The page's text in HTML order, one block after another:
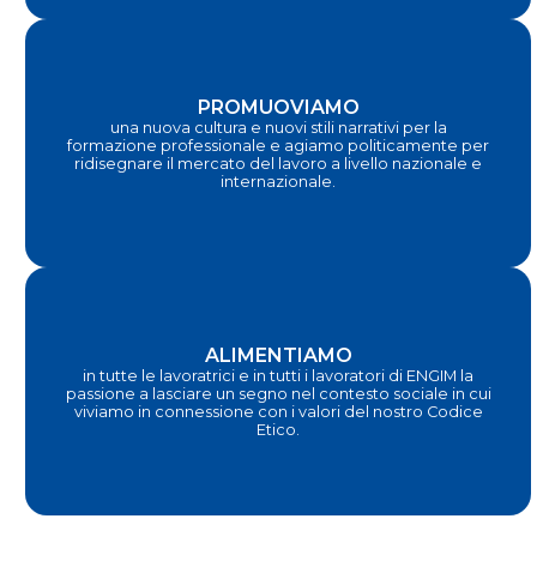
PROMUOVIAMO
una nuova cultura e nuovi stili narrativi per la
formazione professionale e agiamo politicamente per
ridisegnare il mercato del lavoro a livello nazionale e
internazionale.
ALIMENTIAMO
in tutte le lavoratrici e in tutti i lavoratori di ENGIM la
passione a lasciare un segno nel contesto sociale in cui
viviamo in connessione con i valori del nostro Codice
Etico.